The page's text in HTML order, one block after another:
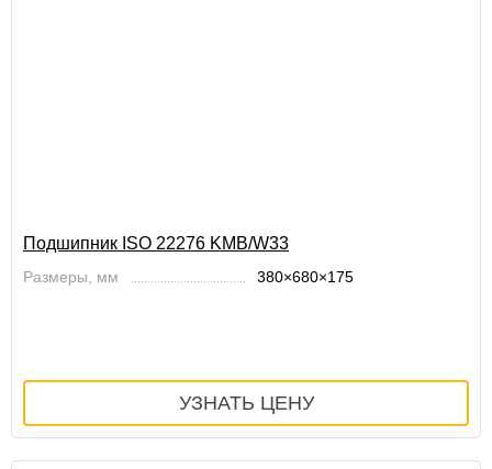
Подшипник ISO 22276 KMB/W33
Размеры, мм 380×680×175